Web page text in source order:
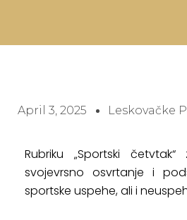
April 3, 2025 Leskovačke
Rubriku „Sportski
svojevrsno osvrtanje i
sportske uspehe, ali i